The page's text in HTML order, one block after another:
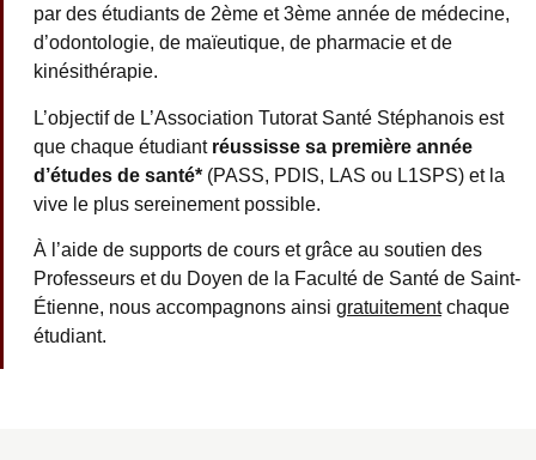
par des étudiants de 2ème et 3ème année de médecine,
d’odontologie, de maïeutique, de pharmacie et de
kinésithérapie.
L’objectif de L’Association Tutorat Santé Stéphanois est
que chaque étudiant réussisse sa première année
d’études de santé* (PASS, PDIS, LAS ou L1SPS) et la
vive le plus sereinement possible.
À l’aide de supports de cours et grâce au soutien des
Professeurs et du Doyen de la Faculté de Santé de Saint-
Étienne, nous accompagnons ainsi gratuitementchaque
étudiant.